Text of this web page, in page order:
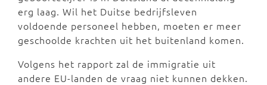
erg laag. Wil het Duitse bedrijfsleven
voldoende personeel hebben, moeten er meer
geschoolde krachten uit het buitenland komen.
Volgens het rapport zal de immigratie uit
andere EU-landen de vraag niet kunnen dekken.